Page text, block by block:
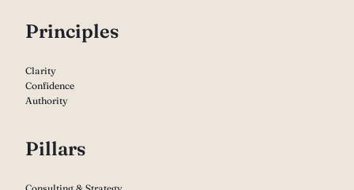
Principles
Clarity
Confidence
Authority
Pillars